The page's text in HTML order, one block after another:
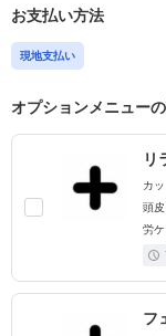
お支払い方法
現地支払い
オプションメニュー
リ
カ
頭
労
フ